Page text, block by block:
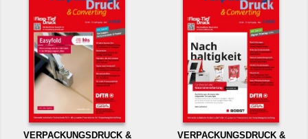
VERPACKUNGSDRUCK &
VERPACKUNGSDRUCK &